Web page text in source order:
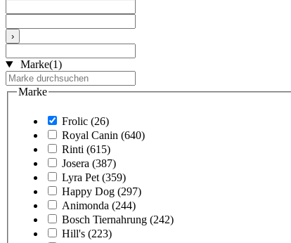
›
Marke(1)
Marke
Frolic (26)
Royal Canin (640)
Rinti (615)
Josera (387)
Lyra Pet (359)
Happy Dog (297)
Animonda (244)
Bosch Tiernahrung (242)
Hill's (223)